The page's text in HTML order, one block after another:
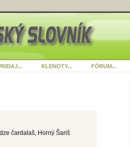
KLENOTY... FÓRUM...
čardalaš, Horný Šariš